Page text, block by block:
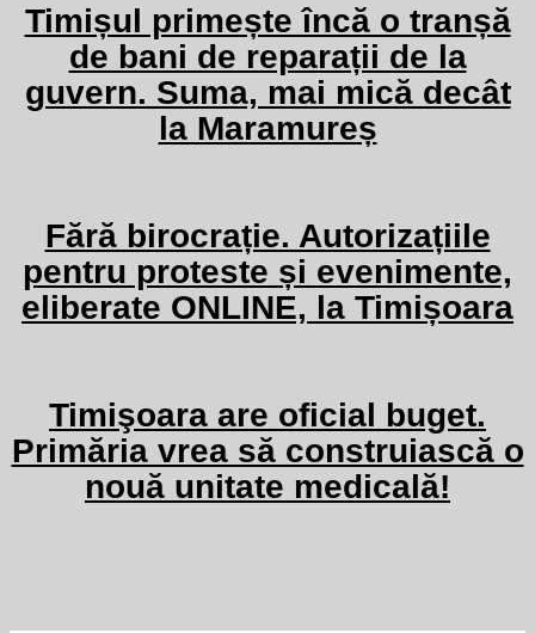
Timișul primește încă o tranșă
de bani de reparații de la
guvern. Suma, mai mică decât
la Maramureș
Fără birocrație. Autorizațiile
pentru proteste și evenimente,
eliberate ONLINE, la Timișoara
Timişoara are oficial buget.
Primăria vrea să construiască o
nouă unitate medicală!